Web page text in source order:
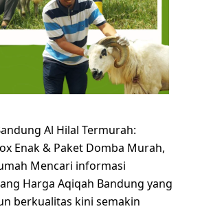
Al Hilal Termurah:
Enak & Paket Domba Murah,
Mencari informasi
Harga Aqiqah Bandung yang
berkualitas kini semakin